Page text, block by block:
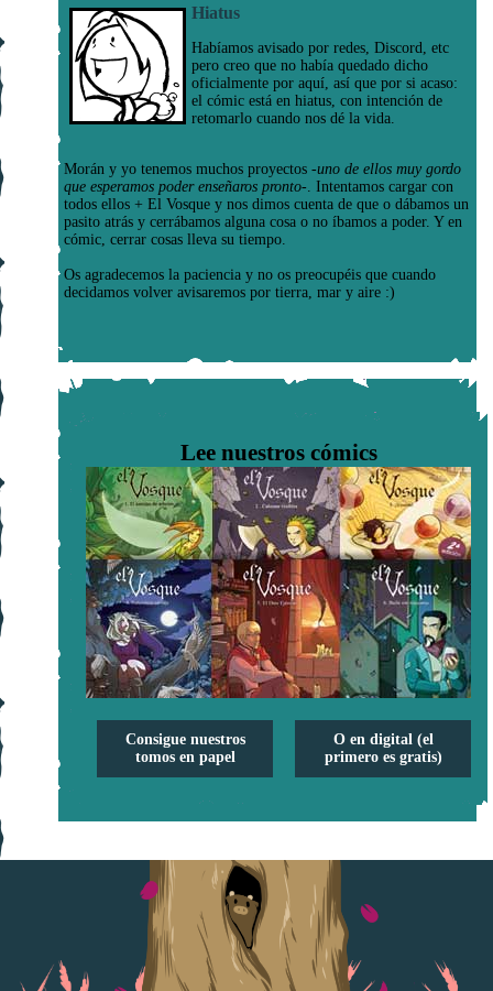
Hiatus
Habíamos avisado por redes, Discord, etc
pero creo que no había quedado dicho
oficialmente por aquí, así que por si acaso:
el cómic está en hiatus, con intención de
retomarlo cuando nos dé la vida.
Morán y yo tenemos muchos proyectos -uno de ellos muy gordo
que esperamos poder enseñaros pronto- . Intentamos cargar con
todos ellos + El Vosque y nos dimos cuenta de que o dábamos un
pasito atrás y cerrábamos alguna cosa o no íbamos a poder. Y en
cómic, cerrar cosas lleva su tiempo.
Os agradecemos la paciencia y no os preocupéis que cuando
decidamos volver avisaremos por tierra, mar y aire :)
Lee nuestros cómics
Consigue nuestros
tomos en papel
O en digital (el
primero es gratis)